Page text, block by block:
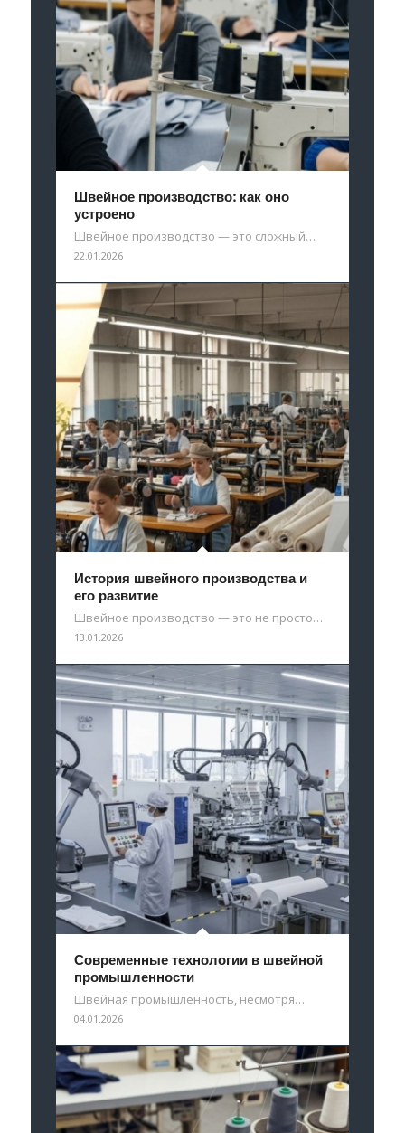
Швейное производство: как оно
устроено
Швейное производство — это сложный…
22.01.2026
История швейного производства и
его развитие
Швейное производство — это не просто…
13.01.2026
Современные технологии в швейной
промышленности
Швейная промышленность, несмотря…
04.01.2026